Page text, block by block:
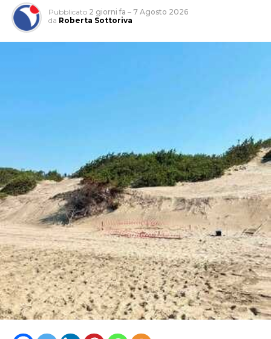
Tra le aree interessate anche Rio Martino, “sul quale
“Quello della difesa della costa – afferma la sindaca
Matilde Celentano – è un impegno strategico per la
nostra amministrazione, perché significa proteggere il
territorio e l’ambiente, risorse fondamentale per lo
Pubblicato 2 giorni fa – 7 Agosto 2026
da Roberta Sottoriva